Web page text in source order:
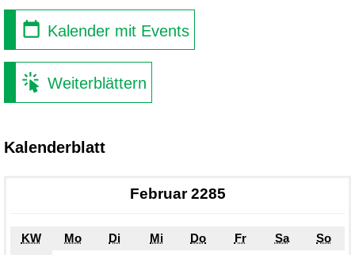
Kalender mit Events
Weiterblättern
Kalenderblatt
Februar 2285
KW Mo Di Mi Do Fr Sa
So